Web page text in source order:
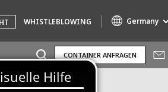
WHISTLEBLOWING Germany
CONTAINER ANFRAGEN